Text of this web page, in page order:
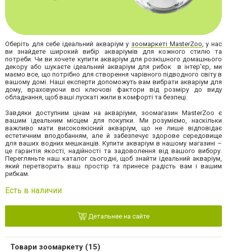
Оберіть для себе ідеальний акваріум у зоомаркеті MasterZoo , у нас
ви знайдете широкий вибір акваріумів для кожного стилю та
потреби. Чи ви хочете купити акваріум для розкішного домашнього
декору або шукаєте ідеальний акваріум для рибок в інтер'єр, ми
маємо все, що потрібно для створення чарівного підводного світу в
вашому домі. Наші експерти допоможуть вам вибрати акваріум для
дому, враховуючи всі ключові фактори від розміру до виду
обладнання, щоб ваші лускаті жили в комфорті та безпеці.
Завдяки доступним цінам на акваріуми, зоомагазин MasterZoo є
вашим ідеальним місцем для покупки. Ми розуміємо, наскільки
важливо мати високоякісний акваріум, що не лише відповідає
естетичним вподобанням, але й забезпечує здорове середовище
для ваших водних мешканців. Купити акваріум в нашому магазині –
це гарантія якості, надійності та задоволення від вашого вибору.
Перегляньте наш каталог сьогодні, щоб знайти ідеальний акваріум,
який перетворить ваш простір та принесе радість вам і вашим
рибкам.
Есть в наличии
Детальнее на сайте
Товари зоомаркету (15)